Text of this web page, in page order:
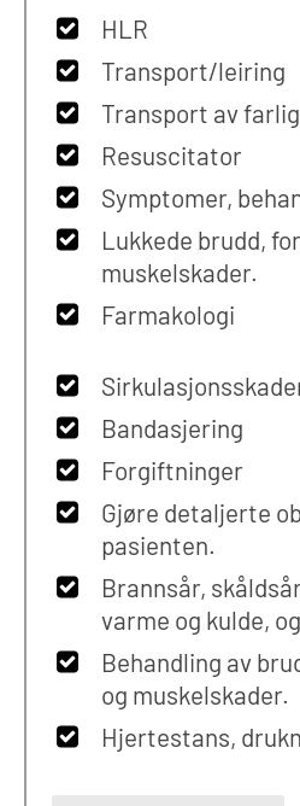
HLR
Transport/leiring
Transport av
Resuscitator
Symptomer,
Lukkede brudd,
muskelskader.
Farmakologi
Bandasjering
Forgiftninger
Gjøre detaljerte
pasienten.
Brannsår,
varme og kulde,
Behandling av
og muskelskader.
Hjertestans,